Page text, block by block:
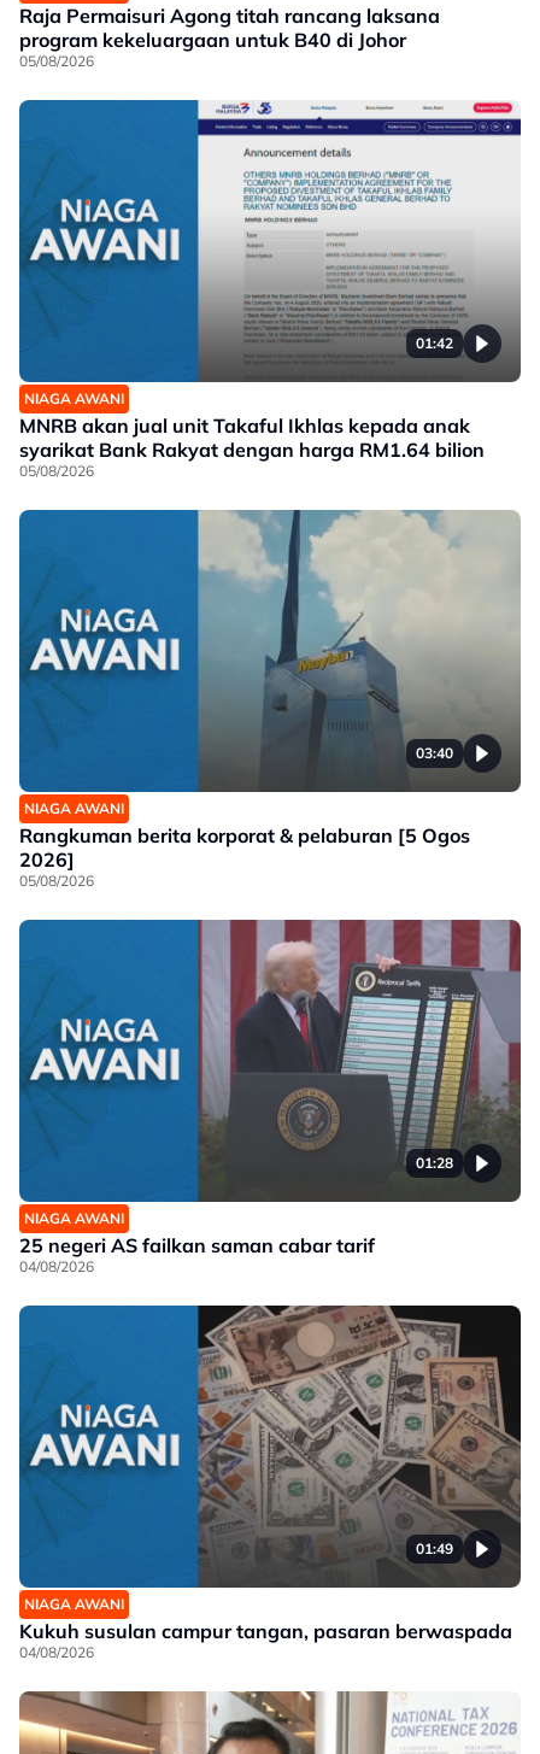
Raja Permaisuri Agong titah rancang laksana
program kekeluargaan untuk B40 di Johor
05/08/2026
01:42
NIAGA AWANI
MNRB akan jual unit Takaful Ikhlas kepada anak
syarikat Bank Rakyat dengan harga RM1.64 bilion
05/08/2026
03:40
NIAGA AWANI
Rangkuman berita korporat & pelaburan [5 Ogos
2026]
05/08/2026
01:28
NIAGA AWANI
25 negeri AS failkan saman cabar tarif
04/08/2026
01:49
NIAGA AWANI
Kukuh susulan campur tangan, pasaran berwaspada
04/08/2026